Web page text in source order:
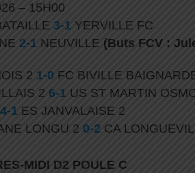
– 15H00
3-1 YERVILLE FC
2-1 NEUVILLE (Buts FCV :
2 1-0 FC BIVILLE
2 6-1 US ST MARTIN
4-1 ES JANVALAISE 2
LONGU 2 0-2 CA
MIDI D2 POULE C